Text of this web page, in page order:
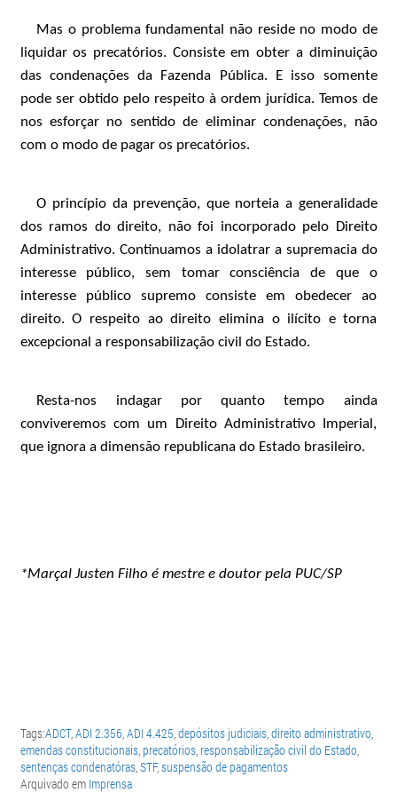
Mas o problema fundamental não reside no modo de
liquidar os precatórios. Consiste em obter a diminuição
das condenações da Fazenda Pública. E isso somente
pode ser obtido pelo respeito à ordem jurídica. Temos de
nos esforçar no sentido de eliminar condenações, não
com o modo de pagar os precatórios.
O princípio da prevenção, que norteia a generalidade
dos ramos do direito, não foi incorporado pelo Direito
Administrativo. Continuamos a idolatrar a supremacia do
interesse público, sem tomar consciência de que o
interesse público supremo consiste em obedecer ao
direito. O respeito ao direito elimina o ilícito e torna
excepcional a responsabilização civil do Estado.
Resta-nos indagar por quanto tempo ainda
conviveremos com um Direito Administrativo Imperial,
que ignora a dimensão republicana do Estado brasileiro.
*Marçal Justen Filho é mestre e doutor pela PUC/SP
Tags:ADCT,ADI 2.356,ADI 4.425,depósitos judiciais,direito administrativo,
emendas constitucionais, precatórios, responsabilização civil do Estado,
sentenças condenatóras,STF,suspensão de pagamentos
Arquivado em Imprensa